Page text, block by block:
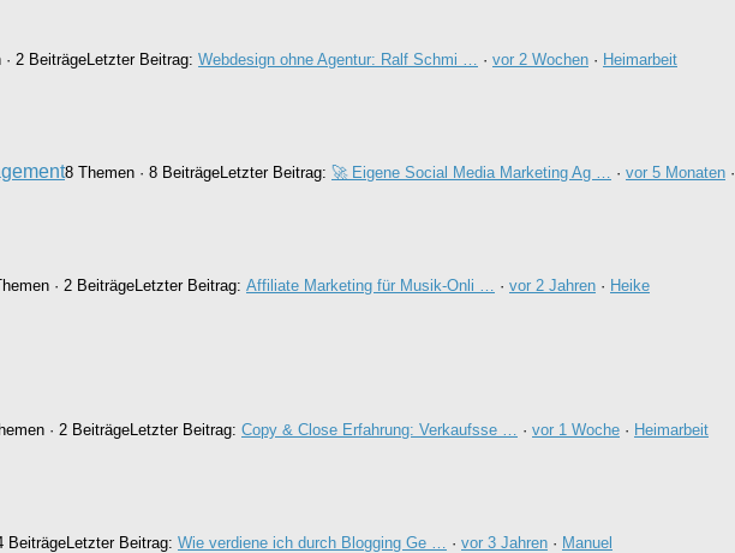
· 2 BeiträgeLetzter Beitrag: Webdesign ohne Agentur: Ralf Schmi … · vor 2 Wochen · Heimarbeit
8 Themen · 8 BeiträgeLetzter Beitrag: 🚀 Eigene Social Media Marketing Ag … · vor 5 Monaten
· 2 BeiträgeLetzter Beitrag: Affiliate Marketing für Musik-Onli … · vor 2 Jahren · Heike
· 2 BeiträgeLetzter Beitrag: Copy & Close Erfahrung: Verkaufsse … · vor 1 Woche · Heimarbeit
BeiträgeLetzter Beitrag: Wie verdiene ich durch Blogging Ge … · vor 3 Jahren · Manuel